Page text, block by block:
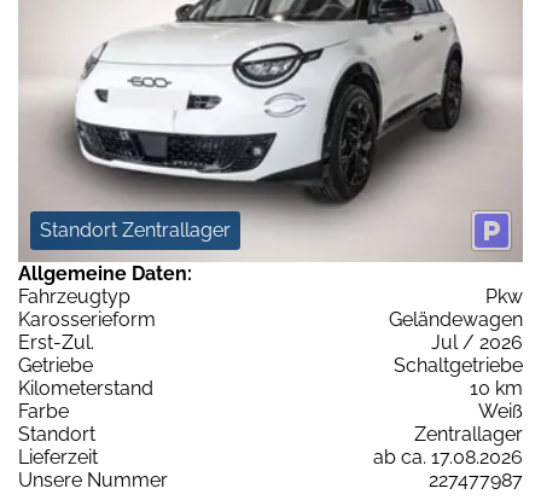
Standort Zentrallager
Allgemeine Daten:
Fahrzeugtyp
Pkw
Karosserieform
Geländewagen
Erst-Zul.
Jul / 2026
Getriebe
Schaltgetriebe
Kilometerstand
10 km
Farbe
Weiß
Standort
Zentrallager
Lieferzeit
ab ca. 17.08.2026
Unsere Nummer
227477987